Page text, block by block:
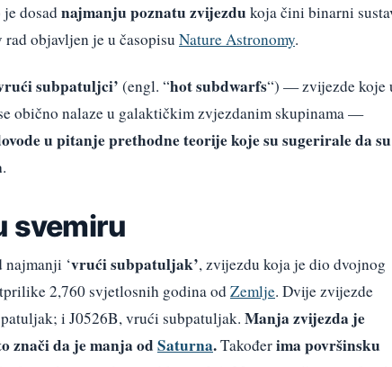
dosadnajmanju poznatu zvijezdukoja čini binarni
objavljen je u časopisu Nature Astronomy.
subpatuljci’ (engl. “hot subdwarfs“) — zvijezde koje
obično nalaze u galaktičkim zvjezdanim skupinama —
u pitanje prethodne teorije koje su sugerirale da su
.
svemiru
‘vrući subpatuljak’, zvijezdu koja je dio dvojnog
2,760 svjetlosnih godina odZemlje. Dvije zvijezde
i J0526B, vrući subpatuljak. Manja zvijezda je
znači da je manja od Saturna.Takođerima površinsku